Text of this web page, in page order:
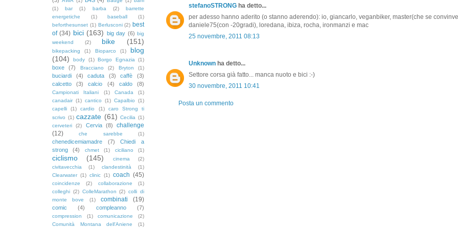
stefanoSTRONG ha detto...
per adesso hanno aderito (o stanno aderendo): io, giancarlo, veganbiker, master(che se
daniele75(con -20gradi), loredana, ibiza, rocha, ironmanzi e mac
25 novembre, 2011 08:13
Unknown ha detto...
Settore corsa già fatto... manca nuoto e bici :-)
30 novembre, 2011 10:41
Posta un commento
(1)
bar (1) barba (2)
barrette
energetiche
(1) baseball
(1)
beforthesunset (1) Berlusconi (2) best
of (34) bici (163) big day (6) big
weekend
(2) bike (151)
bikepacking (1) Bioparco (1)
blog
(104)
body (1) Borgo Egnazia (1)
boxe (7) Bracciano (2) Bryton (1)
buciardi (4) caduta (3) caffè
(3)
calcetto
(3) calcio (4) caldo (8)
Campionati Italiani (1) Canada
(1)
canadair (1) cantico (1) Capalbio
(1)
capelli
(1) cardio (1)
caro Strong ti
scrivo (1) cazzate (61) Cecilia (1)
cerveteri
(2) Cervia (8)
challenge
(12)
che sarebbe (1)
chenedicemiamadre (7)
Chiedi a
strong
(4) chmet (1) ciciliano (1)
ciclismo (145) cinema
(2)
civitavecchia
(1) clandestinità
(1)
Clearwater (1) clinic (1) coach (45)
coincidenze (2) collaborazione
(1)
colleghi (2) ColleMarathon (2) colli di
monte bove
(1) combinati (19)
comic (4) compleanno (7)
compression (1) comunicazione
(2)
Comunità Montana dell'Aniene
(1)